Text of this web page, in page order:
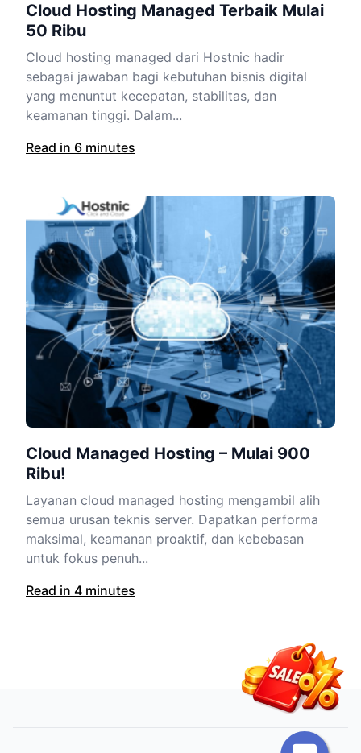
Cloud Hosting Managed Terbaik Mulai
50 Ribu
Cloud hosting managed dari Hostnic hadir
sebagai jawaban bagi kebutuhan bisnis digital
yang menuntut kecepatan, stabilitas, dan
keamanan tinggi. Dalam...
Read in 6 minutes
Cloud Managed Hosting – Mulai 900
Ribu!
Layanan cloud managed hosting mengambil alih
semua urusan teknis server. Dapatkan performa
maksimal, keamanan proaktif, dan kebebasan
untuk fokus penuh...
Read in 4 minutes